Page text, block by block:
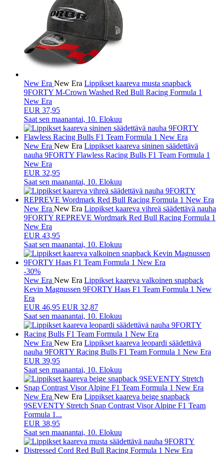
New Era New Era Lippikset kaareva musta snapback
9FORTY M-Crown Washed Red Bull Racing Formula 1
New Era
EUR 37,95
Saat sen maanantai, 10. Elokuu
New Era New Era Lippikset kaareva sininen säädettävä
nauha 9FORTY Flawless Racing Bulls F1 Team Formula 1
New Era
EUR 32,95
Saat sen maanantai, 10. Elokuu
New Era New Era Lippikset kaareva vihreä säädettävä nauha
9FORTY REPREVE Wordmark Red Bull Racing Formula 1
New Era
EUR 43,95
Saat sen maanantai, 10. Elokuu
-30%
New Era New Era Lippikset kaareva valkoinen snapback
Kevin Magnussen 9FORTY Haas F1 Team Formula 1 New
Era
EUR 46,95 EUR 32,87
Saat sen maanantai, 10. Elokuu
New Era New Era Lippikset kaareva leopardi säädettävä
nauha 9FORTY Racing Bulls F1 Team Formula 1 New Era
EUR 39,95
Saat sen maanantai, 10. Elokuu
New Era New Era Lippikset kaareva beige snapback
9SEVENTY Stretch Snap Contrast Visor Alpine F1 Team
Formula 1...
EUR 38,95
Saat sen maanantai, 10. Elokuu